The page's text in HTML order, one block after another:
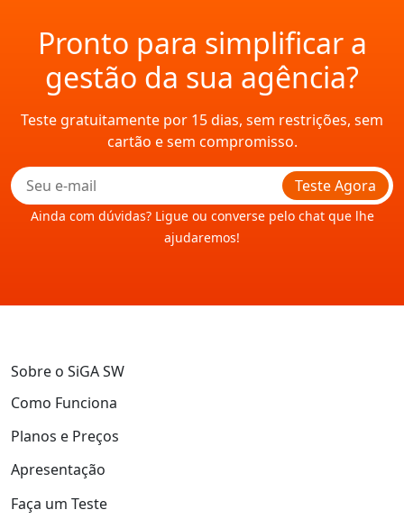
Pronto para simplificar a
gestão da sua agência?
Teste gratuitamente por 15 dias, sem restrições, sem
cartão e sem compromisso.
Teste Agora
Ainda com dúvidas? Ligue ou converse pelo chat que lhe
ajudaremos!
Sobre o SiGA SW
Como Funciona
Planos e Preços
Apresentação
Faça um Teste